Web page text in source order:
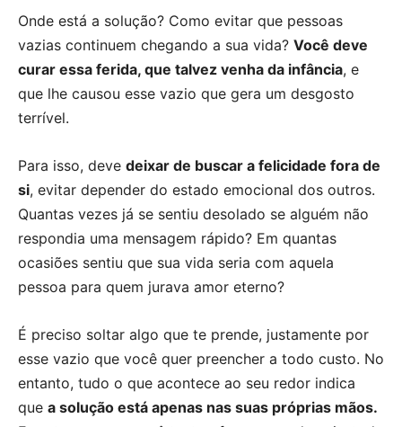
Onde está a solução? Como evitar que pessoas
vazias continuem chegando a sua vida? Você deve
curar essa ferida, que talvez venha da infância, e
que lhe causou esse vazio que gera um desgosto
terrível.
Para isso, deve deixar de buscar a felicidade fora de
si, evitar depender do estado emocional dos outros.
Quantas vezes já se sentiu desolado se alguém não
respondia uma mensagem rápido? Em quantas
ocasiões sentiu que sua vida seria com aquela
pessoa para quem jurava amor eterno?
É preciso soltar algo que te prende, justamente por
esse vazio que você quer preencher a todo custo. No
entanto, tudo o que acontece ao seu redor indica
que a solução está apenas nas suas próprias mãos.